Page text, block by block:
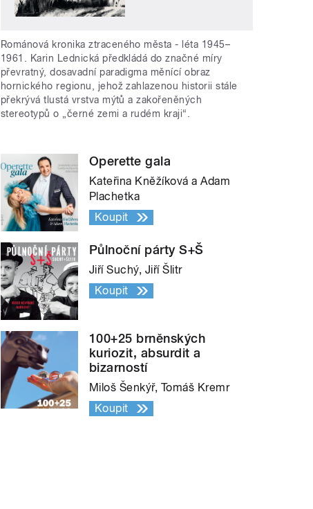
Románová kronika ztraceného města - léta 1945–
1961. Karin Lednická předkládá do značné míry
převratný, dosavadní paradigma měnící obraz
hornického regionu, jehož zahlazenou historii stále
překrývá tlustá vrstva mýtů a zakořeněných
stereotypů o „černé zemi a rudém kraji“.
Operette gala
Kateřina Kněžíková a Adam
Plachetka
Koupit
Půlnoční párty S+Š
Jiří Suchý, Jiří Šlitr
Koupit
100+25 brněnských
kuriozit, absurdit a
bizarností
Miloš Šenkýř, Tomáš Kremr
Koupit